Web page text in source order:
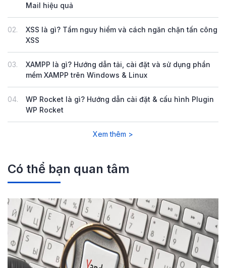
Mail hiệu quả
02.
XSS là gì? Tầm nguy hiểm và cách ngăn chặn tấn công
XSS
03.
XAMPP là gì? Hướng dẫn tải, cài đặt và sử dụng phần
mềm XAMPP trên Windows & Linux
04.
WP Rocket là gì? Hướng dẫn cài đặt & cấu hình Plugin
WP Rocket
Xem thêm >
Có thể bạn quan tâm